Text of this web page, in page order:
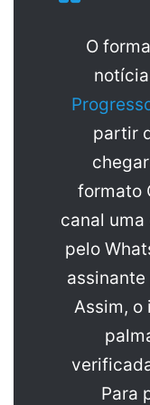
O
partir
formato
canal
pelo
Assim, o
Para